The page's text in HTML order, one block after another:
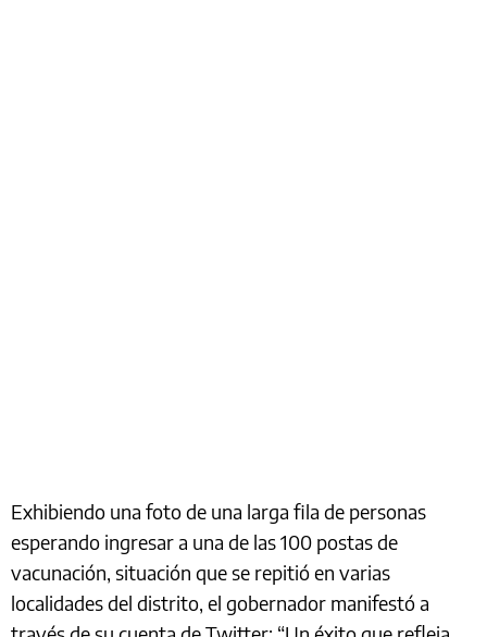
Exhibiendo una foto de una larga fila de personas
esperando ingresar a una de las 100 postas de
vacunación, situación que se repitió en varias
localidades del distrito, el gobernador manifestó a